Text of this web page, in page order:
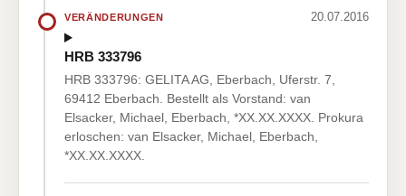
VERÄNDERUNGEN 20.07.2016
HRB 333796
HRB 333796: GELITA AG, Eberbach, Uferstr. 7,
69412 Eberbach. Bestellt als Vorstand: van
Elsacker, Michael, Eberbach, *XX.XX.XXXX. Prokura
erloschen: van Elsacker, Michael, Eberbach,
*XX.XX.XXXX.